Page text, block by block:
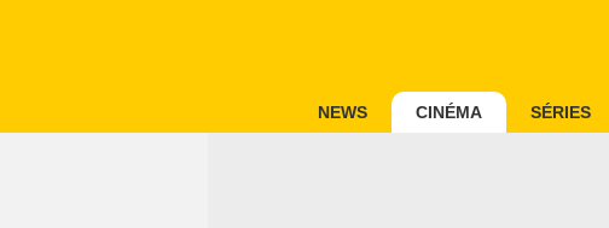
NEWS CINÉMA SÉRIES